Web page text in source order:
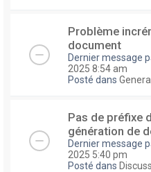
Problème
document
Dernier message
2025 8:54 am
Posté dans
Pas de préfixe
génération de
Dernier message
2025 5:40 pm
Posté dans